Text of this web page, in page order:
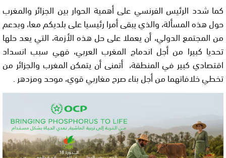
كما شدد الرئيس الفرنسي على أهمية الحوار بين الجزائر والمغرب
حول هذه المسألة، والذي يبقى أمرا رئيسيا على بلديكم معا، وبدعم
من المجتمع الدولي، أن يعملا على حل هذه الأزمة، التي يعد حلها
تحديا كبيرا من أجل اندماج المغرب العربي، فهي سبب انسداد
اقتصادي كبير في المنطقة، أتمنى أن يتمكن المغرب والجزائر من
تخطي خلافاتهما من أجل بناء صرح مغاربي قوي، موحد ومزدهر .